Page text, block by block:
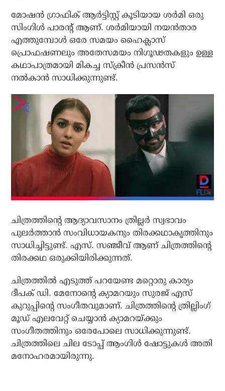
മോഷന്‍ ഗ്രാഫിക് ആര്‍ട്ടിസ്റ്റ് കൂടിയായ ശര്‍മി ഒരു
സിംഗിള്‍ പാരന്റ് ആണ്. ശര്‍മിയായി നയന്‍താര
എത്തുമ്പോള്‍ ഒരേ സമയം ഹൈക്ലാസ്
പ്രൊഫഷണലും അതേസമയം നിഗൂഢതകളും ഉള്ള
കഥാപാത്രമായി മികച്ച സ്‌ക്രീന്‍ പ്രസന്‍സ്
നല്‍കാന്‍ സാധിക്കുന്നുണ്ട്.
ചിത്രത്തിന്റെ ആദ്യാവസാനം ത്രില്ലര്‍ സ്വഭാവം
പുലര്‍ത്താന്‍ സംവിധായകനും തിരക്കഥാകൃത്തിനും
സാധിച്ചിട്ടുണ്ട്. എസ്. സഞ്ജീവ് ആണ് ചിത്രത്തിന്റെ
തിരക്കഥ ഒരുക്കിയിരിക്കുന്നത്.
ചിത്രത്തില്‍ എടുത്ത് പറയേണ്ട മറ്റൊരു കാര്യം
ദീപക് ഡി. മേനോന്റെ ക്യാമറയും സുരജ് എസ്
കുറുപ്പിന്റെ സംഗീതവുമാണ്. ചിത്രത്തിന്റെ ത്രില്ലിംഗ്
മൂഡ് എലവേറ്റ് ചെയ്യാന്‍ ക്യാമറയ്ക്കും
സംഗീതത്തിനും ഒരേപോലെ സാധിക്കുന്നുണ്ട്.
ചിത്രത്തിലെ ചില ടോപ്പ് ആംഗിള്‍ ഷോട്ടുകള്‍ അതി
മനോഹരമായിരുന്നു.